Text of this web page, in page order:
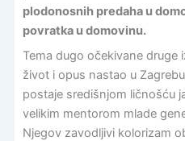
plodonosnih predaha u
povratka u domovinu.
Tema dugo očekivane druge
život i opus nastao u
postaje središnjom ličnošću
velikim mentorom mlade
Njegov zavodljivi kolorizam